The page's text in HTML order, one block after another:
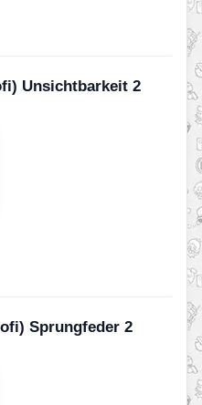
Unsichtbarkeit 2
Sprungfeder 2